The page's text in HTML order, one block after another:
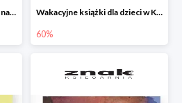
Rodzina Treflików. Czekamy na mamę Wakacyjne książki dla dzieci w Księgarni Znak do -60%
60%